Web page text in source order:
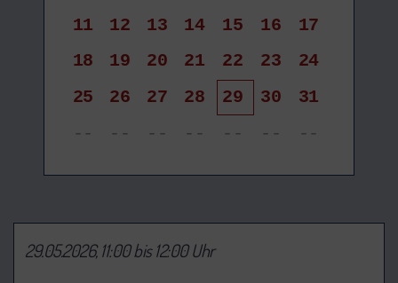
11
12 13 14 15 16
17
18
19 20 21 22 23
24
25
26 27 28 29 30
31
--
-- -- -- -- -- --
29.05.2026, 11:00 bis 12:00 Uhr